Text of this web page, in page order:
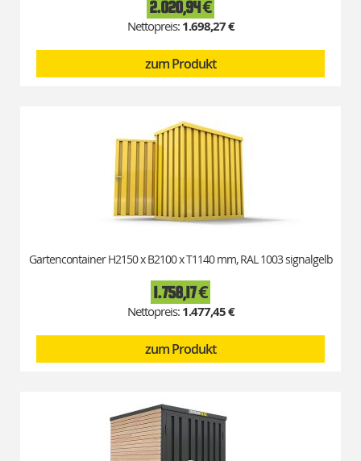
2.020,94 €
1.698,27 €
zum Produkt
Gartencontainer H2150 x B2100 x T1140 mm, RAL 1003 signalgelb
1.758,17 €
1.477,45 €
zum Produkt